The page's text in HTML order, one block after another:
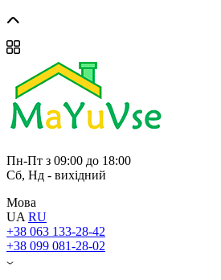
Пн-Пт з 09:00 до 18:00
Сб, Нд - вихідний
Мова
UA RU
+38 063 133-28-42
+38 099 081-28-02